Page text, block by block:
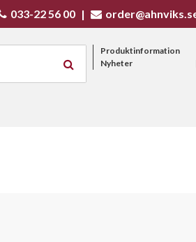
033-22 56 00 |
Produktinformation
Nyheter